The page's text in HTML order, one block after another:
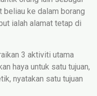
beliau ke dalam borang
ialah alamat tetap di
3 aktiviti utama
haya untuk satu tujuan,
nyatakan satu tujuan